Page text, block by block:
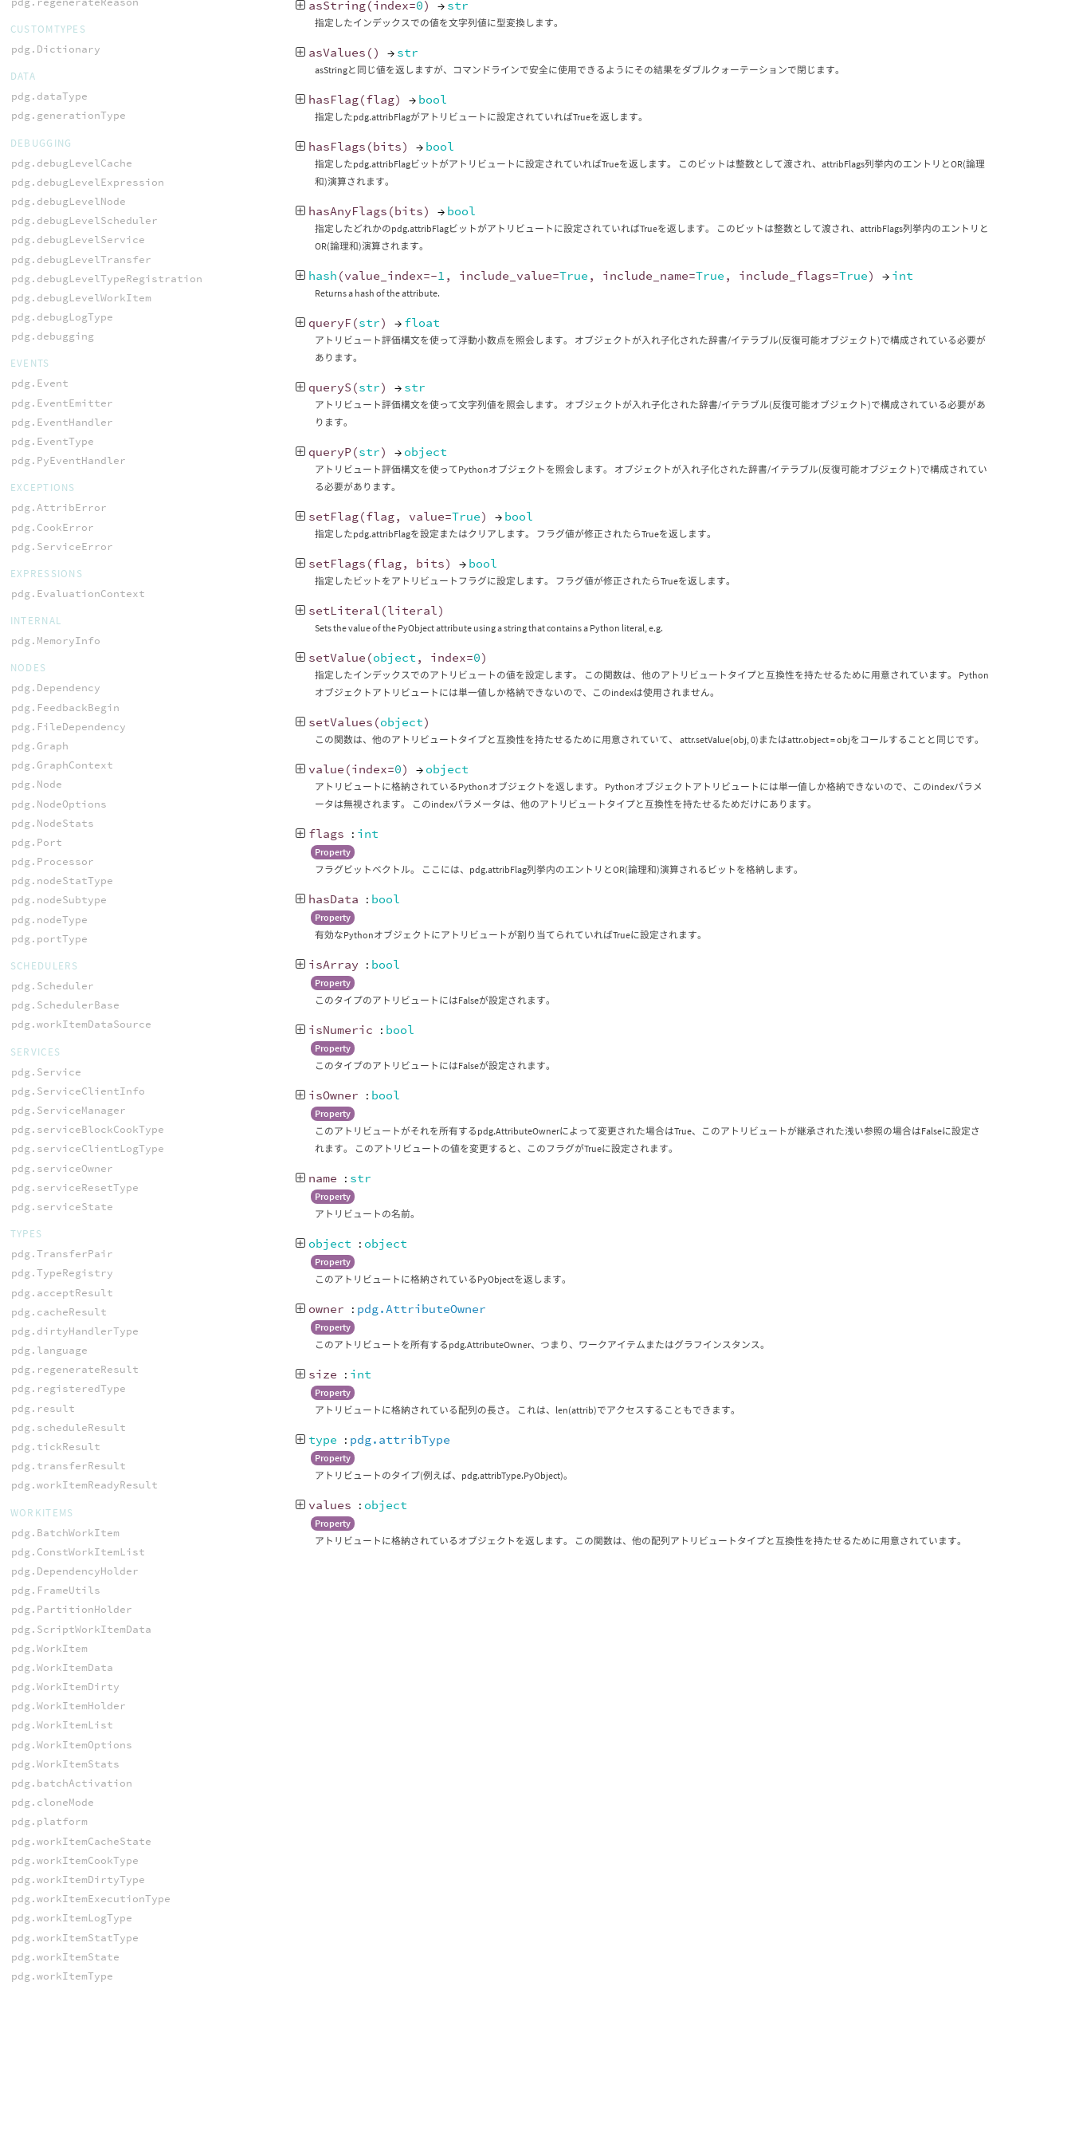
asString(index=0) → str
指定したインデックスでの値を文字列値に型変換します。
asValues () → str
asStringと同じ値を返しますが、コマンドラインで安全に使用できるようにその結果をダブルクォーテーションで閉じます。
hasFlag(flag) → bool
指定したpdg.attribFlagがアトリビュートに設定されていればTrueを返します。
hasFlags (bits) → bool
指定したpdg.attribFlagビットがアトリビュートに設定されていればTrueを返します。 このビットは整数として渡され、attribFlags列挙内のエントリとOR(論理
和)演算されます。
hasAnyFlags (bits) → bool
指定したどれかのpdg.attribFlagビットがアトリビュートに設定されていればTrueを返します。 このビットは整数として渡され、attribFlags列挙内のエントリと
OR(論理和)演算されます。
hash (value_index=-1 , include_value=True , include_name=True , include_flags=True) → int
Returns a hash of the attribute.
queryF (str) → float
アトリビュート評価構文を使って浮動小数点を照会します。 オブジェクトが入れ子化された辞書/イテラブル(反復可能オブジェクト)で構成されている必要が
あります。
queryS (str) → str
アトリビュート評価構文を使って文字列値を照会します。 オブジェクトが入れ子化された辞書/イテラブル(反復可能オブジェクト)で構成されている必要があ
ります。
queryP(str) → object
アトリビュート評価構文を使ってPythonオブジェクトを照会します。 オブジェクトが入れ子化された辞書/イテラブル(反復可能オブジェクト)で構成されてい
る必要があります。
setFlag(flag, value=True) → bool
指定したpdg.attribFlagを設定またはクリアします。 フラグ値が修正されたらTrueを返します。
setFlags (flag, bits) → bool
指定したビットをアトリビュートフラグに設定します。 フラグ値が修正されたらTrueを返します。
setLiteral (literal)
Sets the value of the PyObject attribute using a string that contains a Python literal, e.g.
setValue (object , index=0)
指定したインデックスでのアトリビュートの値を設定します。 この関数は、他のアトリビュートタイプと互換性を持たせるために用意されています。 Python
オブジェクトアトリビュートには単一値しか格納できないので、このindexは使用されません。
setValues (object)
この関数は、他のアトリビュートタイプと互換性を持たせるために用意されていて、 attr.setValue(obj, 0)またはattr.object = objをコールすることと同じです。
value (index=0) → object
アトリビュートに格納されているPythonオブジェクトを返します。 Pythonオブジェクトアトリビュートには単一値しか格納できないので、このindexパラメ
ータは無視されます。 このindexパラメータは、他のアトリビュートタイプと互換性を持たせるためだけにあります。
flags : int
Property
フラグビットベクトル。 ここには、pdg.attribFlag列挙内のエントリとOR(論理和)演算されるビットを格納します。
hasData : bool
Property
有効なPythonオブジェクトにアトリビュートが割り当てられていればTrueに設定されます。
isArray : bool
Property
このタイプのアトリビュートにはFalseが設定されます。
isNumeric : bool
Property
このタイプのアトリビュートにはFalseが設定されます。
isOwner : bool
Property
このアトリビュートがそれを所有するpdg.AttributeOwnerによって変更された場合はTrue、このアトリビュートが継承された浅い参照の場合はFalseに設定さ
れます。 このアトリビュートの値を変更すると、このフラグがTrueに設定されます。
name : str
Property
アトリビュートの名前。
object : object
Property
このアトリビュートに格納されているPyObjectを返します。
owner : pdg.AttributeOwner
Property
このアトリビュートを所有するpdg.AttributeOwner、つまり、ワークアイテムまたはグラフインスタンス。
size : int
Property
アトリビュートに格納されている配列の長さ。 これは、len(attrib)でアクセスすることもできます。
type : pdg.attribType
Property
アトリビュートのタイプ(例えば、pdg.attribType.PyObject)。
values : object
Property
アトリビュートに格納されているオブジェクトを返します。 この関数は、他の配列アトリビュートタイプと互換性を持たせるために用意されています。
CUSTOMTYPES
pdg.Dictionary
DATA
pdg.dataType
pdg.generationType
DEBUGGING
pdg.debugLevelCache
pdg.debugLevelExpression
pdg.debugLevelNode
pdg.debugLevelScheduler
pdg.debugLevelService
pdg.debugLevelTransfer
pdg.debugLevelTypeRegistration
pdg.debugLevelWorkItem
pdg.debugLogType
pdg.debugging
EVENTS
pdg.Event
pdg.EventEmitter
pdg.EventHandler
pdg.EventType
pdg.PyEventHandler
EXCEPTIONS
pdg.AttribError
pdg.CookError
pdg.ServiceError
EXPRESSIONS
pdg.EvaluationContext
INTERNAL
pdg.MemoryInfo
NODES
pdg.Dependency
pdg.FeedbackBegin
pdg.FileDependency
pdg.Graph
pdg.GraphContext
pdg.Node
pdg.NodeOptions
pdg.NodeStats
pdg.Port
pdg.Processor
pdg.nodeStatType
pdg.nodeSubtype
pdg.nodeType
pdg.portType
SCHEDULERS
pdg.Scheduler
pdg.SchedulerBase
pdg.workItemDataSource
SERVICES
pdg.Service
pdg.ServiceClientInfo
pdg.ServiceManager
pdg.serviceBlockCookType
pdg.serviceClientLogType
pdg.serviceOwner
pdg.serviceResetType
pdg.serviceState
TYPES
pdg.TransferPair
pdg.TypeRegistry
pdg.acceptResult
pdg.cacheResult
pdg.dirtyHandlerType
pdg.language
pdg.regenerateResult
pdg.registeredType
pdg.result
pdg.scheduleResult
pdg.tickResult
pdg.transferResult
pdg.workItemReadyResult
WORKITEMS
pdg.BatchWorkItem
pdg.ConstWorkItemList
pdg.DependencyHolder
pdg.FrameUtils
pdg.PartitionHolder
pdg.ScriptWorkItemData
pdg.WorkItem
pdg.WorkItemData
pdg.WorkItemDirty
pdg.WorkItemHolder
pdg.WorkItemList
pdg.WorkItemOptions
pdg.WorkItemStats
pdg.batchActivation
pdg.cloneMode
pdg.platform
pdg.workItemCacheState
pdg.workItemCookType
pdg.workItemDirtyType
pdg.workItemExecutionType
pdg.workItemLogType
pdg.workItemStatType
pdg.workItemState
pdg.workItemType